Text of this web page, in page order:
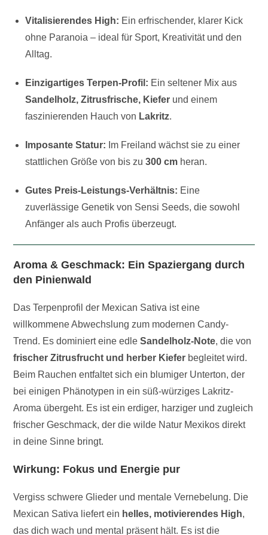
Vitalisierendes High: Ein erfrischender, klarer Kick
ohne Paranoia – ideal für Sport, Kreativität und den
Alltag.
Einzigartiges Terpen-Profil: Ein seltener Mix aus
Sandelholz, Zitrusfrische, Kiefer und einem
faszinierenden Hauch von Lakritz.
Imposante Statur: Im Freiland wächst sie zu einer
stattlichen Größe von bis zu300 cm heran.
Gutes Preis-Leistungs-Verhältnis: Eine
zuverlässige Genetik von Sensi Seeds, die sowohl
Anfänger als auch Profis überzeugt.
Aroma & Geschmack: Ein Spaziergang durch
den Pinienwald
Das Terpenprofil der Mexican Sativa ist eine
willkommene Abwechslung zum modernen Candy-
Trend. Es dominiert eine edleSandelholz-Note, die von
frischer Zitrusfrucht und herber Kiefer begleitet wird.
Beim Rauchen entfaltet sich ein blumiger Unterton, der
bei einigen Phänotypen in ein süß-würziges Lakritz-
Aroma übergeht. Es ist ein erdiger, harziger und zugleich
frischer Geschmack, der die wilde Natur Mexikos direkt
in deine Sinne bringt.
Wirkung: Fokus und Energie pur
Vergiss schwere Glieder und mentale Vernebelung. Die
Mexican Sativa liefert ein helles, motivierendes High,
das dich wach und mental präsent hält. Es ist die